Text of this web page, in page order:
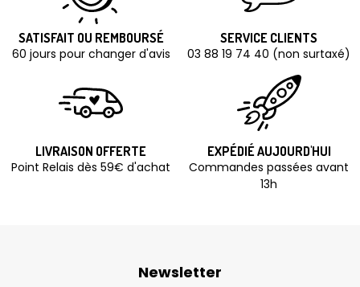
SATISFAIT OU REMBOURSÉ
60 jours pour changer d'avis
SERVICE CLIENTS
03 88 19 74 40 (non surtaxé)
LIVRAISON OFFERTE
Point Relais dès 59€ d'achat
EXPÉDIÉ AUJOURD'HUI
Commandes passées avant
13h
Newsletter